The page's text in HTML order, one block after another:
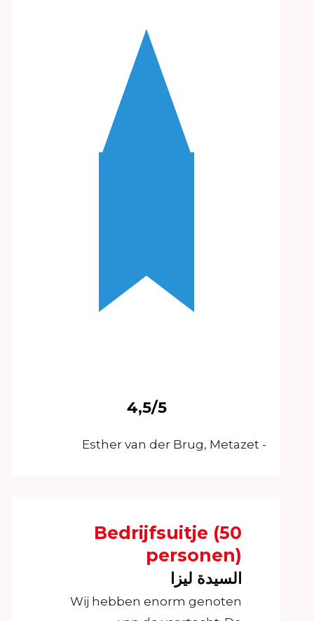
4,5/5
- Esther van der Brug, Metazet
Bedrijfsuitje (50
personen)
السيدة ليزا
Wij hebben enorm genoten